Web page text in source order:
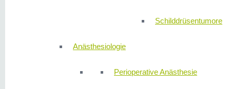
Schilddrüsentumore
Anästhesiologie
Perioperative Anästhesie